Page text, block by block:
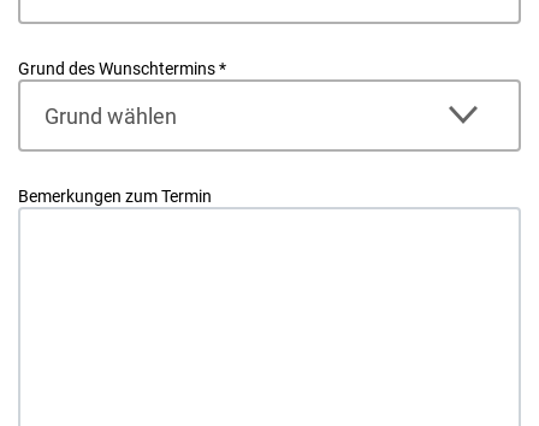
Grund des Wunschtermins*
Bemerkungen zum Termin